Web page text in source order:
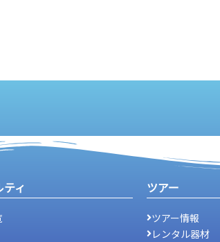
ィ ツアー
ツアー情報
レンタル器材